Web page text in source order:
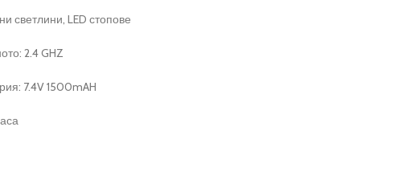
светлини, LED стопове
2.4 GHZ
7.4V 1500mAH